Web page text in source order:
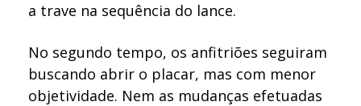
a trave na sequência do lance.
No segundo tempo, os anfitriões seguiram
buscando abrir o placar, mas com menor
objetividade. Nem as mudanças efetuadas